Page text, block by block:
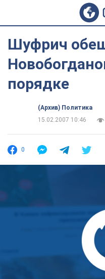
Шуфрич
порядке
(Архив) Политика
15.02.2007 10:46
0